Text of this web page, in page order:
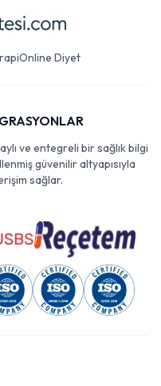
Online Diyet
ve entegreli bir sağlık bilgi
güvenilir altyapısıyla
sağlar.